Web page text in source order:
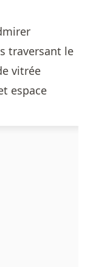
traversant le
vitrée
espace